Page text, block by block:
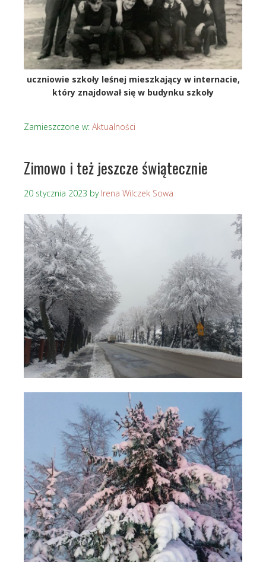
uczniowie szkoły leśnej mieszkający w internacie,
który znajdował się w budynku szkoły
Zamieszczone w: Aktualności
Zimowo i też jeszcze świątecznie
20 stycznia 2023 by Irena Wilczek Sowa